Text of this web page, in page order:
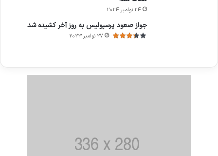
24 نوامبر 2024
جواز صعود پرسپولیس به روز آخر کشیده شد
27 نوامبر 2023